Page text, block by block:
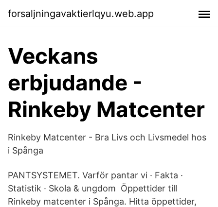
forsaljningavaktierlqyu.web.app
Veckans
erbjudande -
Rinkeby Matcenter
Rinkeby Matcenter - Bra Livs och Livsmedel hos
i Spånga
PANTSYSTEMET. Varför pantar vi · Fakta ·
Statistik · Skola & ungdom Öppettider till
Rinkeby matcenter i Spånga. Hitta öppettider,